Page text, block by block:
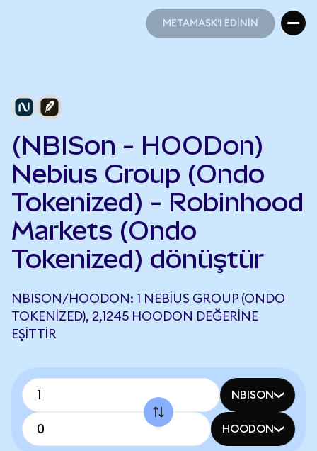
METAMASK'I EDİNİN
(NBISon - HOODon)
Nebius Group (Ondo
Tokenized) - Robinhood
Markets (Ondo
Tokenized) dönüştür
NBISON/HOODON: 1 NEBIUS GROUP (ONDO
TOKENIZED), 2,1245 HOODON DEĞERINE
EŞITTIR
NBISON
HOODON